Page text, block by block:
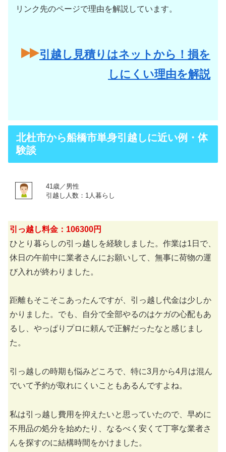
リンク先のページで理由を解説しています。
引越し見積りはネットから！損を
しにくい理由を解説
北杜市から船橋市単身引越しに近い例・体
験談
41歳／男性
引越し人数：1人暮らし
引っ越し料金：106300円
ひとり暮らしの引っ越しを経験しました。作業は1日で、
休日の午前中に業者さんにお願いして、無事に荷物の運
び入れが終わりました。
距離もそこそこあったんですが、引っ越し代金は少しか
かりました。でも、自分で全部やるのはケガの心配もあ
るし、やっぱりプロに頼んで正解だったなと感じまし
た。
引っ越しの時期も悩みどころで、特に3月から4月は混ん
でいて予約が取れにくいこともあるんですよね。
私は引っ越し費用を抑えたいと思っていたので、早めに
不用品の処分を始めたり、なるべく安くて丁寧な業者さ
んを探すのに結構時間をかけました。